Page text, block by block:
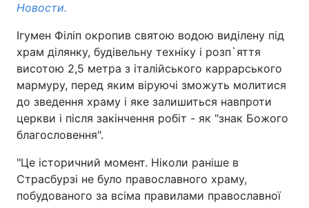
Новости.
Ігумен Філіп окропив святою водою виділену під
храм ділянку, будівельну техніку і розп`яття
висотою 2,5 метра з італійського каррарського
мармуру, перед яким віруючі зможуть молитися
до зведення храму і яке залишиться навпроти
церкви і після закінчення робіт - як "знак Божого
благословення".
"Це історичний момент. Ніколи раніше в
Страсбурзі не було православного храму,
побудованого за всіма правилами православної